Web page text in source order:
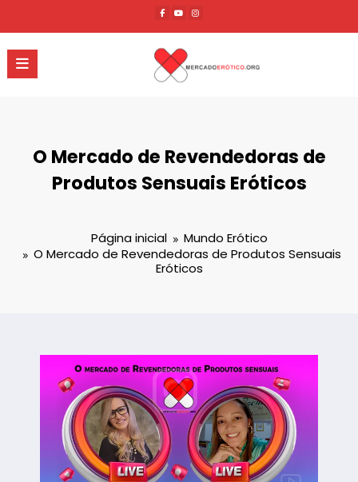
o
conteúdo
O Mercado de Revendedoras de
Produtos Sensuais Eróticos
Página inicial
Mundo Erótico
O Mercado de Revendedoras de Produtos Sensuais
Eróticos